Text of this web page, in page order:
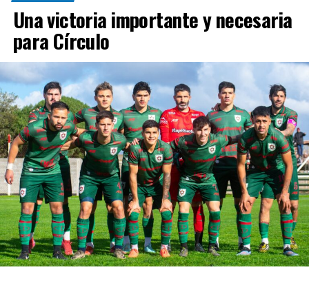
Una victoria importante y necesaria
para Círculo